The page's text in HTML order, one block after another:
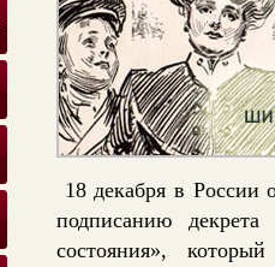
18 декабря в России
подписанию
состояния»,